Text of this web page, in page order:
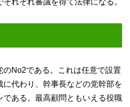
れぞれ審議を得て法律になる。
No2である。これは任意で設置
代わり、幹事長などの党幹部を
である。最高顧問ともいえる役職